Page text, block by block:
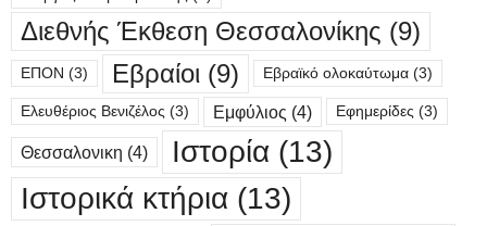
Διεθνής Έκθεση Θεσσαλονίκης (9)
ΕΠΟΝ (3) Εβραίοι (9) Εβραϊκό ολοκαύτωμα (3)
Ελευθέριος Βενιζέλος (3) Εμφύλιος (4) Εφημερίδες (3)
Θεσσαλονικη (4) Ιστορία (13)
Ιστορικά κτήρια (13)